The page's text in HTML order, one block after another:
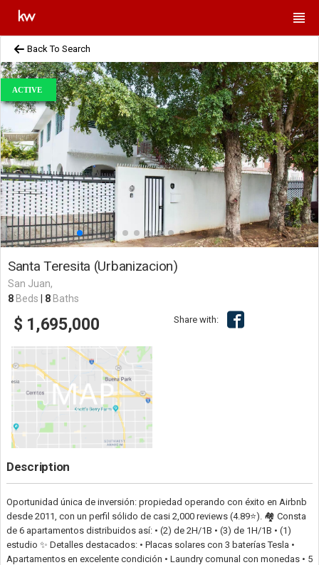
Back To Search
ACTIVE
Santa Teresita (Urbanizacion)
San Juan,
8 Beds 8 Baths
$ 1,695,000 Share with:
Description
Oportunidad única de inversión: propiedad operando con éxito en Airbnb
desde 2011, con un perfil sólido de casi 2,000 reviews (4.89⭐️). 🏘️ Consta
de 6 apartamentos distribuidos así: • (2) de 2H/1B • (3) de 1H/1B • (1)
estudio ✨ Detalles destacados: • Placas solares con 3 baterías Tesla •
Apartamentos en excelente condición • Laundry comunal con monedas • 5